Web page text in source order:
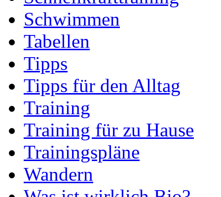
Schwimmen
Tabellen
Tipps
Tipps für den Alltag
Training
Training für zu Hause
Trainingspläne
Wandern